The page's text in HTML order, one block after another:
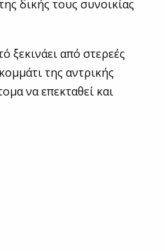
δικής τους συνοικίας
ξεκινάει από στερεές
της αντρικής
να επεκταθεί και